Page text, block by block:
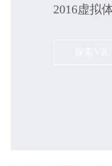
2016虚拟